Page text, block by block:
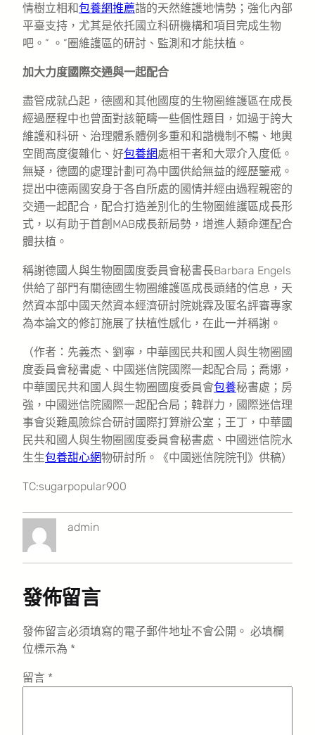
情樹立相和包養網推薦諧的天然維護地情勢；強化內部
平臺支持，尤其是依托國立科研機構和項目完成生物
吧。” 。”圈維護區的研討、監測和才能扶植。
加大力度國際交通與一起配合
盡管成就凸起，德國和其他國度的生物圈維護區在成長
經過歷程中也曾面對該範疇一些個性題目，如過于誇大
維護和科研、治理體系體例多重和和諧機制不暢、地輿
空間高度復雜化、好包養網處相干者和大眾介入度低。
無疑，德國的處理計劃可為中國供給無益的經歷鑒戒。
提出中德兩國安身于各自所處的國情并經由過程親密的
交通一起配合，配合打造差別化的生物圈維護區成長形
式，以有助于首創MAB成長新局勢，增進人類命運配合
體扶植。
稱謝德國人與生物圈國度委員會秘書長Barbara Engels
供給了部門有關德國生物圈維護區成長頭緒的信息，天
然資本部中國天然資本經濟研討院姚霖及匿名評審專家
為本論文的修訂施展了扶植性感化，在此一并稱謝。
（作者：先義杰、劉寧，中華國民共和國人與生物圈國
度委員會秘書處、中國迷信院國際一起配合局；喬娜，
中華國民共和國人與生物圈國度委員會包養秘書處；房
強，中國迷信院國際一起配合局；韓群力，國際迷信理
事會災難風險綜合研討國際打算辦公室；王丁，中華國
民共和國人與生物圈國度委員會秘書處、中國迷信院水
生生包養甜心網物研討所。《中國迷信院院刊》供稿）
TC:sugarpopular900
admin
發佈留言
發佈留言必須填寫的電子郵件地址不會公開。 必填欄
位標示為 *
留言 *